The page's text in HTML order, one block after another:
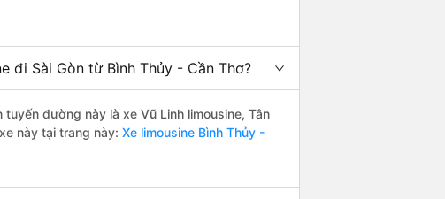
đi Sài Gòn từ Bình Thủy - Cần Thơ?
đường này là xe Vũ Linh limousine, Tân
này tại trang này: Xe limousine Bình Thủy -